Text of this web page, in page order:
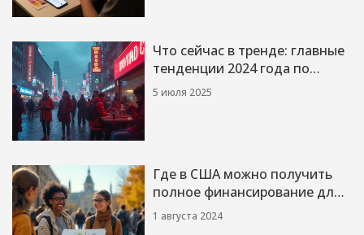
Что сейчас в тренде: главные
тенденции 2024 года по
мнению экспертов
5 июля 2025
Где в США можно получить
полное финансирование для
учебы в графическом
дизайне?
1 августа 2024